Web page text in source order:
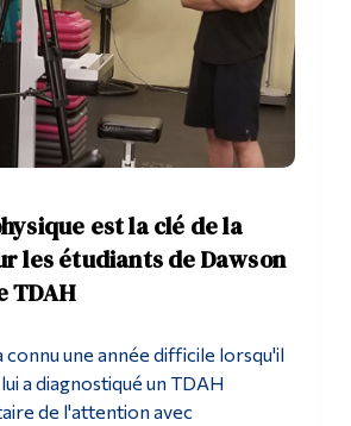
est la clé de la
les étudiants de Dawson
TDAH
connu une année difficile lorsqu'il
a diagnostiqué un TDAH
de l'attention avec